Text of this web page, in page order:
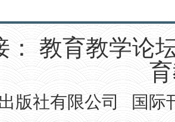
教育教学论
版社有限公司 国际